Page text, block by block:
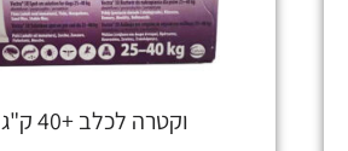
וקטרה לכלב +40 ק"ג